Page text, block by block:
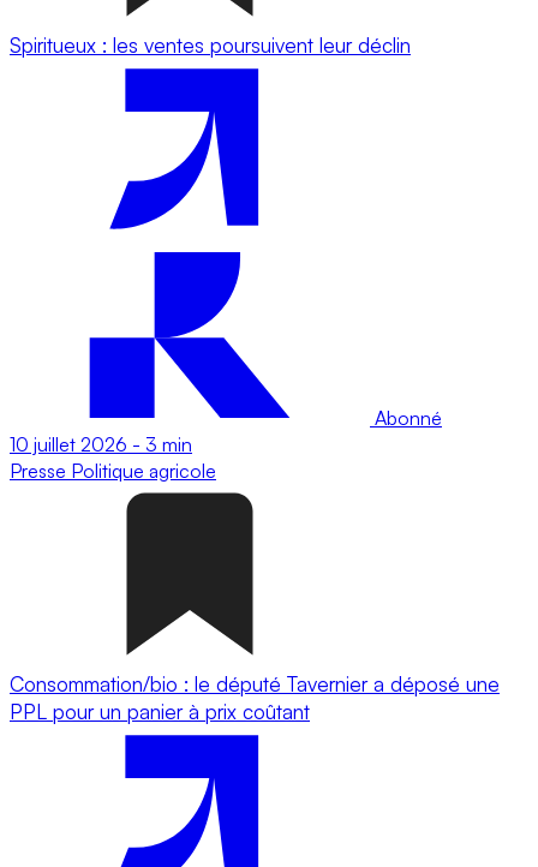
Spiritueux : les ventes poursuivent leur déclin
Abonné
10 juillet 2026 - 3 min
Presse Politique agricole
Consommation/bio : le député Tavernier a déposé une
PPL pour un panier à prix coûtant